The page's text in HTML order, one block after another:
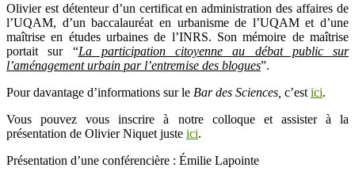
Olivier est détenteur d’un certificat en administration des affaires de
l’UQAM, d’un baccalauréat en urbanisme de l’UQAM et d’une
maîtrise en études urbaines de l’INRS. Son mémoire de maîtrise
portait sur “La participation citoyenne au débat public sur
l’aménagement urbain par l’entremise des blogues”.
Pour davantage d’informations sur le Bar des Sciences, c’est ici.
Vous pouvez vous inscrire à notre colloque et assister à la
présentation de Olivier Niquet juste ici.
Présentation d’une conférencière : Émilie Lapointe